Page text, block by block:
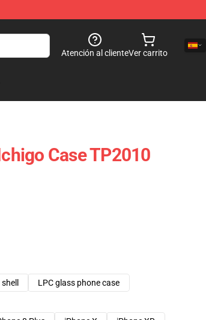
Atención al clienteVer carrito
Case TP2010
LPC glass phone case